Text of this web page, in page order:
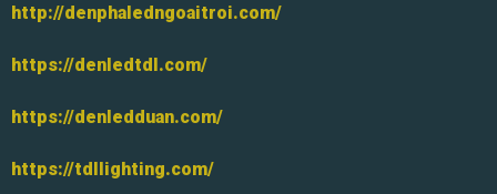
http://denphaledngoaitroi.com/
https://denledtdl.com/
https://denledduan.com/
https://tdllighting.com/